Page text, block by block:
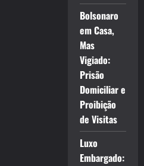
Bolsonaro
em Casa,
Mas
Vigiado:
Prisão
Domiciliar e
Proibição
de Visitas
Luxo
Embargado: